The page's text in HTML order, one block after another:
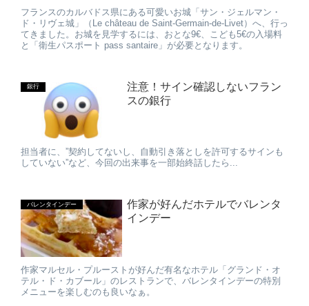
フランスのカルバドス県にある可愛いお城「サン・ジェルマン・
ド・リヴェ城」（Le château de Saint-Germain-de-Livet）へ、行っ
てきました。お城を見学するには、おとな9€、こども5€の入場料
と「衛生パスポート pass santaire」が必要となります。
銀行
注意！サイン確認しないフラン
スの銀行
担当者に、”契約してないし、自動引き落としを許可するサインも
していない”など、今回の出来事を一部始終話したら...
バレンタインデー
作家が好んだホテルでバレンタ
インデー
作家マルセル・プルーストが好んだ有名なホテル「グランド・オ
テル・ド・カブール」のレストランで、バレンタインデーの特別
メニューを楽しむのも良いなぁ。